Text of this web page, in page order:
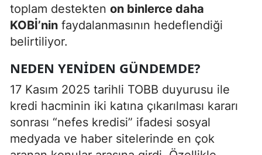
toplam destekten on binlerce daha
KOBİ’nin faydalanmasının hedeflendiği
belirtiliyor.
NEDEN YENIDEN GÜNDEMDE?
17 Kasım 2025 tarihli TOBB duyurusu ile
kredi hacminin iki katına çıkarılması kararı
sonrası “nefes kredisi” ifadesi sosyal
medyada ve haber sitelerinde en çok